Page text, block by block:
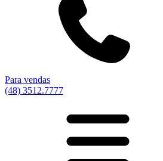
Para vendas
(48) 3512.7777